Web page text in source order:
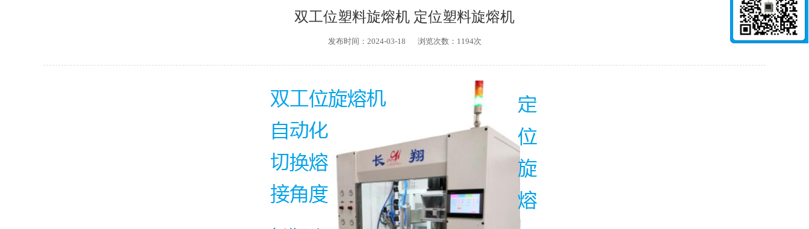
双工位塑料旋熔机 定位塑料旋熔机
发布时间：2024-03-18 浏览次数：1194次